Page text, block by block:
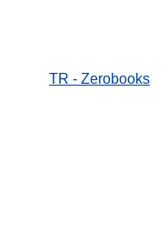
TR - Zerobooks